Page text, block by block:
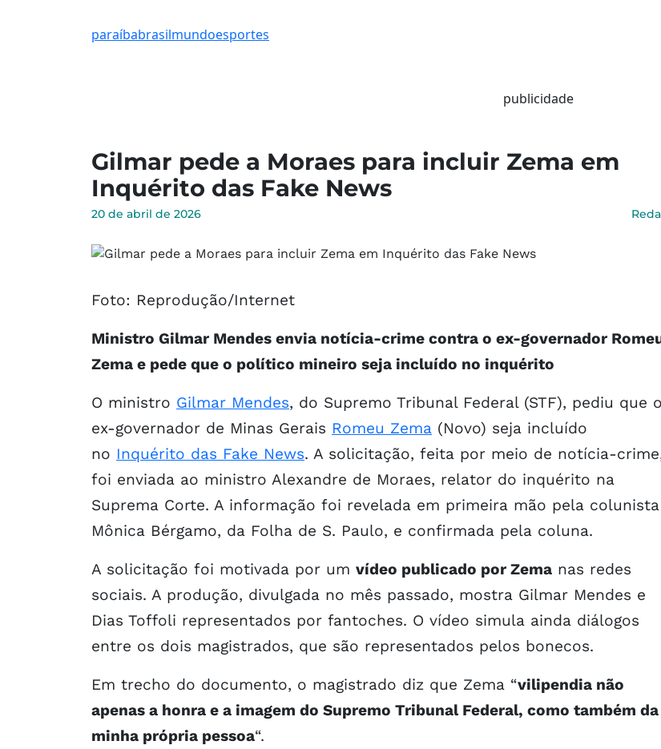
paraíbabrasilmundoesportes
publicidade
Gilmar pede a Moraes para incluir Zema em
Inquérito das Fake News
20 de abril de 2026
Foto: Reprodução/Internet
Ministro Gilmar Mendes envia notícia-crime contra o ex-governador
Zema e pede que o político mineiro seja incluído no inquérito
O ministro Gilmar Mendes, do Supremo Tribunal Federal (STF), pediu que o
ex-governador de Minas Gerais Romeu Zema (Novo) seja incluído
no Inquérito das Fake News. A solicitação, feita por meio de notícia-
foi enviada ao ministro Alexandre de Moraes, relator do inquérito na
Suprema Corte. A informação foi revelada em primeira mão pela colunista
Mônica Bérgamo, da Folha de S. Paulo, e confirmada pela coluna.
A solicitação foi motivada por um vídeo publicado por Zema nas redes
sociais. A produção, divulgada no mês passado, mostra Gilmar Mendes e
Dias Toffoli representados por fantoches. O vídeo simula ainda diálogos
entre os dois magistrados, que são representados pelos bonecos.
Em trecho do documento, o magistrado diz que Zema “vilipendia não
apenas a honra e a imagem do Supremo Tribunal Federal, como também da
minha própria pessoa“.